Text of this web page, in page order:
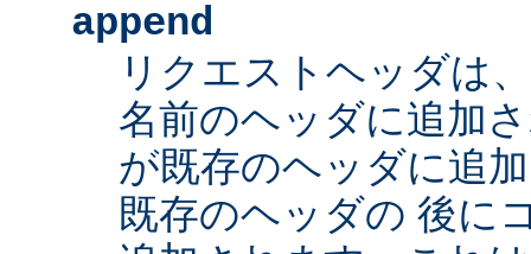
append
リクエストヘッダは
名前のヘッダに追加
が既存のヘッダに追
既存のヘッダの 後に